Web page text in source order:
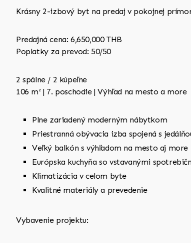
Krásny 2-izbový byt na predaj v pokojnej
Predajná cena: 6,650,000 THB
Poplatky za prevod: 50/50
2 spálne / 2 kúpeľne
106 m² | 7. poschodie | Výhľad na mesto a more
Plne zariadený moderným nábytkom
Priestranná obývacia izba spojená s
Veľký balkón s výhľadom na mesto aj more
Európska kuchyňa so vstavanými
Klimatizácia v celom byte
Kvalitné materiály a prevedenie
Vybavenie projektu: